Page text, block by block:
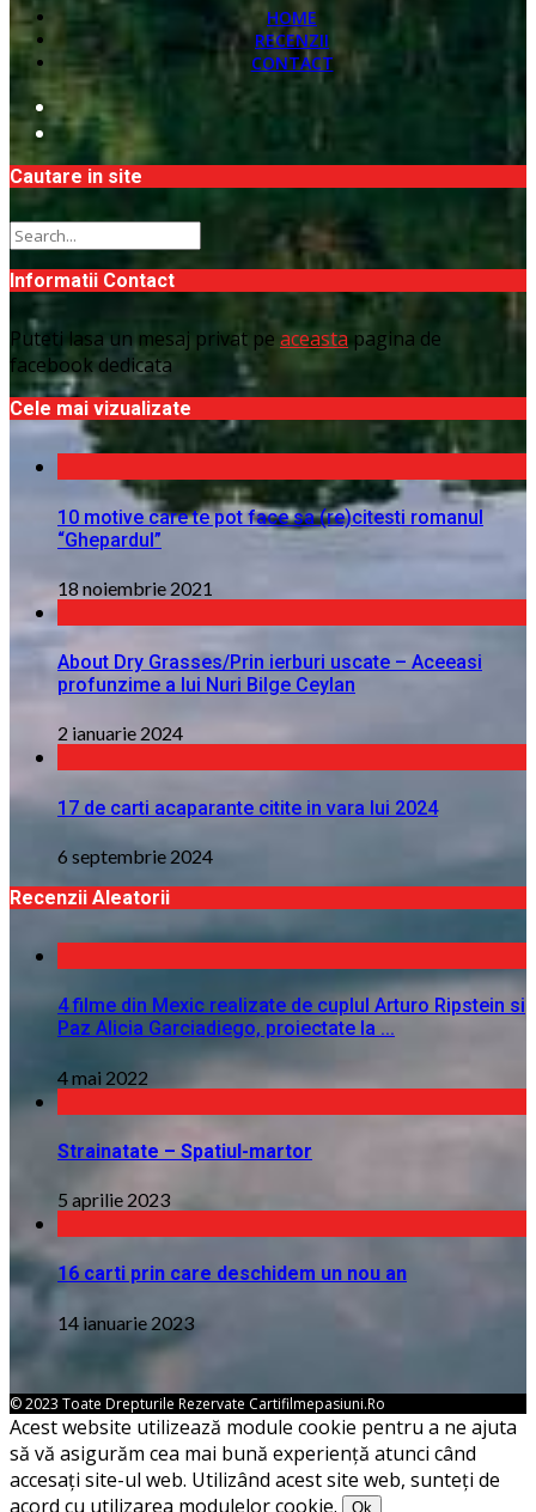
HOME
RECENZII
CONTACT
Cautare in site
Informatii Contact
Puteti lasa un mesaj privat pe aceasta pagina de
facebook dedicata
Cele mai vizualizate
10 motive care te pot face sa (re)citesti romanul
“Ghepardul”
18 noiembrie 2021
About Dry Grasses/Prin ierburi uscate – Aceeasi
profunzime a lui Nuri Bilge Ceylan
2 ianuarie 2024
17 de carti acaparante citite in vara lui 2024
6 septembrie 2024
Recenzii Aleatorii
4 filme din Mexic realizate de cuplul Arturo Ripstein si
Paz Alicia Garciadiego, proiectate la ...
4 mai 2022
Strainatate – Spatiul-martor
5 aprilie 2023
16 carti prin care deschidem un nou an
14 ianuarie 2023
© 2023 Toate Drepturile Rezervate Cartifilmepasiuni.ro
Acest website utilizează module cookie pentru a ne ajuta
să vă asigurăm cea mai bună experiență atunci când
accesați site-ul web. Utilizând acest site web, sunteți de
acord cu utilizarea modulelor cookie.
Ok